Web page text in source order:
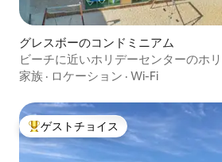
グレスボーのコンドミニアム
ビーチに近いホリデーセンターのホ
家族 · ロケーション · Wi-Fi
大好評のゲストチョイスです。
ゲストチョイス